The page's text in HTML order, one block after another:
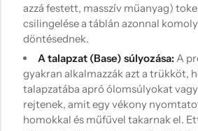
azzá festett, masszív műanyag)
csilingelése a táblán azonnal
döntésednek.
A talapzat (Base) súlyozása:A
gyakran alkalmazzák azt a trükköt,
talapzatába apró ólomsúlyokat
rejtenek, amit egy vékony
homokkal és műfűvel takarnak el.